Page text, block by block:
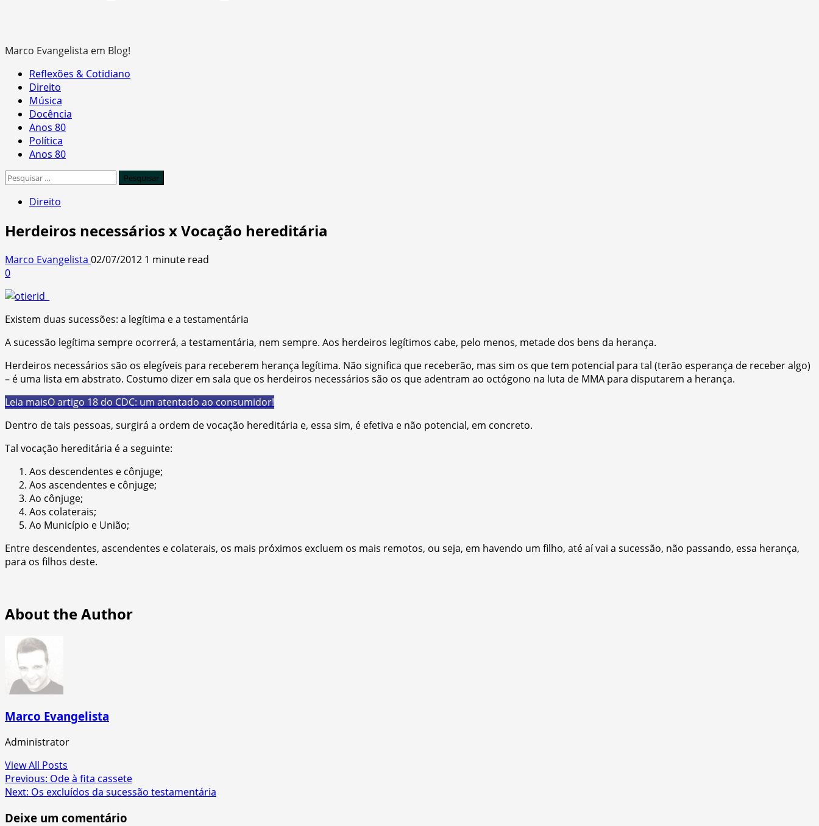
Marco Evangelista em Blog!
Primary
Menu
Reflexões & Cotidiano
Direito
Música
Docência
Anos 80
Política
Anos 80
Pesquisar
Direito
Herdeiros necessários x Vocação hereditária
Marco Evangelista 02/07/2012 1 minute read
0
Existem duas sucessões: a legítima e a testamentária
A sucessão legítima sempre ocorrerá, a testamentária, nem sempre. Aos herdeiros legítimos cabe, pelo menos, metade dos bens da herança.
Herdeiros necessários são os elegíveis para receberem herança legítima. Não significa que receberão, mas sim os que tem potencial para tal (terão esperança de receber algo)
– é uma lista em abstrato. Costumo dizer em sala que os herdeiros necessários são os que adentram ao octógono na luta de MMA para disputarem a herança.
Leia maisO artigo 18 do CDC: um atentado ao consumidor!
Dentro de tais pessoas, surgirá a ordem de vocação hereditária e, essa sim, é efetiva e não potencial, em concreto.
Tal vocação hereditária é a seguinte:
Aos descendentes e cônjuge;
Aos ascendentes e cônjuge;
Ao cônjuge;
Aos colaterais;
Ao Município e União;
Entre descendentes, ascendentes e colaterais, os mais próximos excluem os mais remotos, ou seja, em havendo um filho, até aí vai a sucessão, não passando, essa herança,
para os filhos deste.
About the Author
Marco Evangelista
Administrator
View All Posts
Post
navigation
Previous: Ode à fita cassete
Next: Os excluídos da sucessão testamentária
Deixe um comentário